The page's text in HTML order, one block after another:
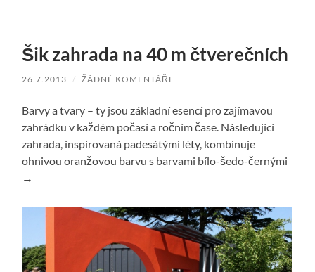
Šik zahrada na 40 m čtverečních
26.7.2013 / ŽÁDNÉ KOMENTÁŘE
Barvy a tvary – ty jsou základní esencí pro zajímavou
zahrádku v každém počasí a ročním čase. Následující
zahrada, inspirovaná padesátými léty, kombinuje
ohnivou oranžovou barvu s barvami bílo-šedo-černými
→